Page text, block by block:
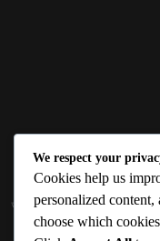
জ্ঞান বিজ্ঞানের উৎকর্ষ আমাদের
তথ্যপ্রযুক্তির অতিসাম্প্রতিক
We respect your
Cookies help us
personalized
choose which